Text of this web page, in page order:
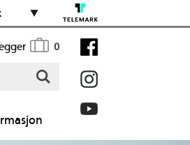
0